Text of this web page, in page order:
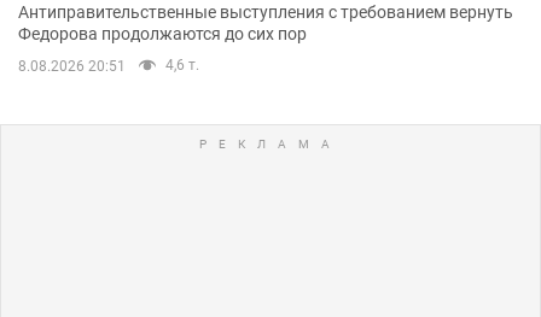
Антиправительственные выступления с требованием вернуть
Федорова продолжаются до сих пор
8.08.2026 20:51 4,6 т.